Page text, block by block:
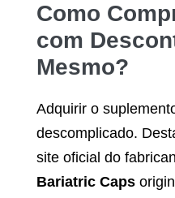
Como
com
Mesmo?
Adquirir o
descomplicado.
site oficial do
Bariatric Caps